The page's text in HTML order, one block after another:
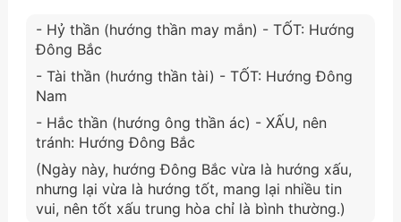
- Hỷ thần (hướng thần may mắn) - TỐT: Hướng
Đông Bắc
- Tài thần (hướng thần tài) - TỐT: Hướng Đông
Nam
- Hắc thần (hướng ông thần ác) - XẤU, nên
tránh: Hướng Đông Bắc
(Ngày này, hướng Đông Bắc vừa là hướng xấu,
nhưng lại vừa là hướng tốt, mang lại nhiều tin
vui, nên tốt xấu trung hòa chỉ là bình thường.)